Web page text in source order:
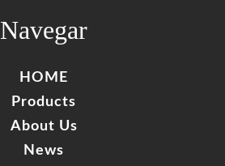
Navegar
HOME
Products
About Us
News